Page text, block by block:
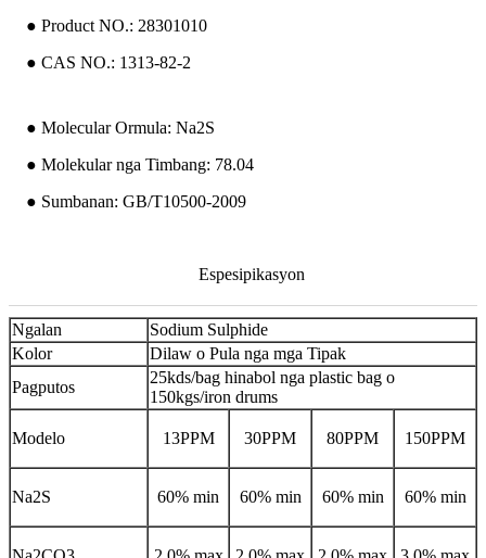
● Product NO.: 28301010
● CAS NO.: 1313-82-2
● Molecular Ormula: Na2S
● Molekular nga Timbang: 78.04
● Sumbanan: GB/T10500-2009
Espesipikasyon
Ngalan
Sodium Sulphide
Kolor
Dilaw o Pula nga mga Tipak
Pagputos
25kds/bag hinabol nga plastic bag o
150kgs/iron drums
Modelo 13PPM 30PPM 80PPM 150PPM
Na2S 60% min 60% min 60% min 60% min